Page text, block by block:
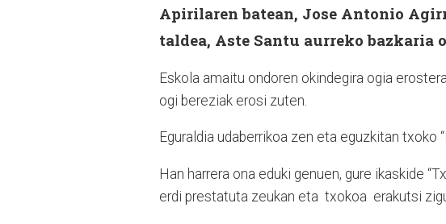
Apirilaren batean, Jose Antonio
taldea, Aste Santu aurreko bazkaria
Eskola amaitu ondoren okindegira ogia
ogi bereziak erosi zuten.
Eguraldia udaberrikoa zen eta eguzkitan txoko
Han harrera ona eduki genuen, gure ikaskide
erdi prestatuta zeukan eta txokoa erakutsi